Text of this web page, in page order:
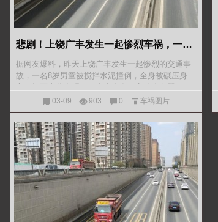
悲剧！上饶广丰发生一起惨烈车祸，一8岁男童惨遭碾压身亡！
据网友爆料，昨天上饶广丰发生一起惨烈的交通事
故，一名8岁男童被搅拌水泥撞倒，全身被碾压身
前事故原因正在调查之中。 明天和意外不知道哪个
先来， 提醒各位司
03-09 903 0 车祸图片